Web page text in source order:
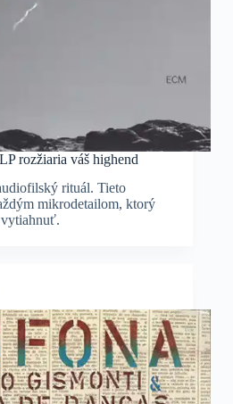
rozžiaria váš highend
rituál. Tieto
mikrodetailom, ktorý
vytiahnuť.